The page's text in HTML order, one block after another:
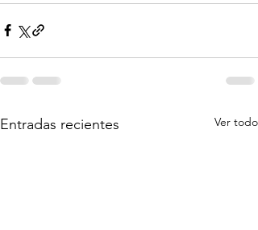
Entradas recientes Ver todo